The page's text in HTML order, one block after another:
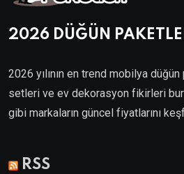
2026 DÜĞÜN
2026 yılının en trend mobilya
setleri ve ev dekorasyon fikirleri
gibi markaların güncel fiyatlarını
RSS